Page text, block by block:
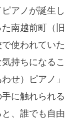
アノが誕生し
南越前町（旧
使われていた
持ちになるこ
せ）ピアノ」
に触れられる
、誰でも自由